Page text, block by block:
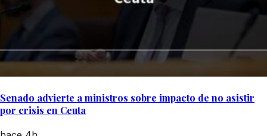
Senado advierte a ministros sobre impacto de no asistir
por crisis en Ceuta